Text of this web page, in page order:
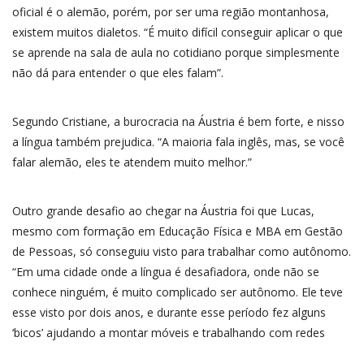
oficial é o alemão, porém, por ser uma região montanhosa,
existem muitos dialetos. “É muito difícil conseguir aplicar o que
se aprende na sala de aula no cotidiano porque simplesmente
não dá para entender o que eles falam”.
Segundo Cristiane, a burocracia na Áustria é bem forte, e nisso
a língua também prejudica. “A maioria fala inglês, mas, se você
falar alemão, eles te atendem muito melhor.”
Outro grande desafio ao chegar na Áustria foi que Lucas,
mesmo com formação em Educação Física e MBA em Gestão
de Pessoas, só conseguiu visto para trabalhar como autônomo.
“Em uma cidade onde a língua é desafiadora, onde não se
conhece ninguém, é muito complicado ser autônomo. Ele teve
esse visto por dois anos, e durante esse período fez alguns
‘bicos’ ajudando a montar móveis e trabalhando com redes